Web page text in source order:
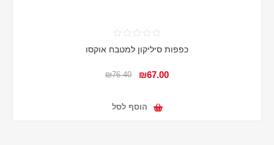
כפפות סיליקון למטבח אוקסו
₪67.00
₪76.40
הוסף לסל